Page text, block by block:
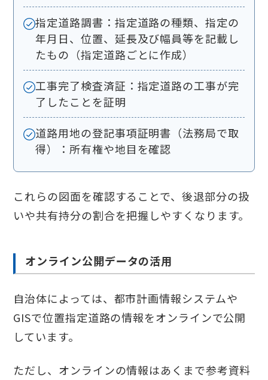
指定道路調書：指定道路の種類、指定の
年月日、位置、延長及び幅員等を記載し
たもの（指定道路ごとに作成）
工事完了検査済証：指定道路の工事が完
了したことを証明
道路用地の登記事項証明書（法務局で取
得）：所有権や地目を確認
これらの図面を確認することで、後退部分の扱
いや共有持分の割合を把握しやすくなります。
オンライン公開データの活用
自治体によっては、都市計画情報システムや
GISで位置指定道路の情報をオンラインで公開
しています。
ただし、オンラインの情報はあくまで参考資料